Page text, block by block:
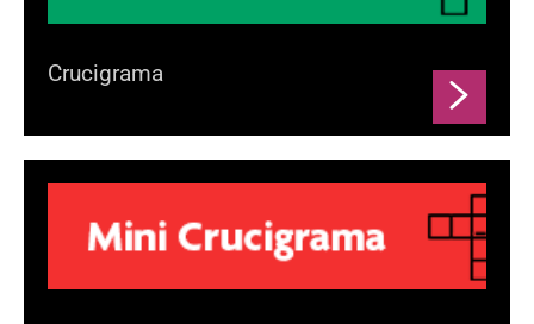
Crucigrama